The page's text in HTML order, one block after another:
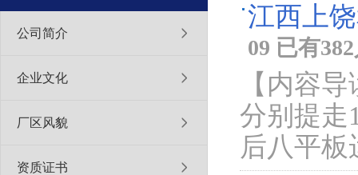
公司简介
企业文化
厂区风貌
资质证书
江西上
09 已有
【内容
分别提走
后八平